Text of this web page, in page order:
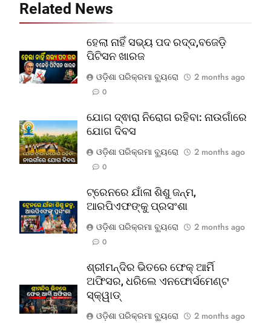
Related News
ହେଲା ନାହିଁ ସଭ୍ୟ ପଦ ରଦ୍ଦ,ବଜେଡ଼ି
ପିଟିସନ ଖାରଜ
ଓଡ଼ିଶା ପରିକ୍ରମା ବ୍ୟୁରୋ
2 months ago
0
ଯୋଗ ଦ୍ଵାରା ନିରୋଗ ରହିବା: ନାଉଗାଁରେ
ଯୋଗ ଦିବସ
ଓଡ଼ିଶା ପରିକ୍ରମା ବ୍ୟୁରୋ
2 months ago
0
ଟ୍ରେନରେ ଯାଁଳା ଶିଶୁ ଜନ୍ମ,
ଆରପିଏଫଙ୍କୁ ପ୍ରସଂଶା
ଓଡ଼ିଶା ପରିକ୍ରମା ବ୍ୟୁରୋ
2 months ago
0
ଶ୍ରୀମନ୍ଦିର ଭିତରେ ଫେକ୍ ଆର୍ମି
ଅଫିସର, ଧରିଲେ ଏନଫୋର୍ସମେଣ୍ଟ
ସ୍କ୍ୱାଡ୍‌
ଓଡ଼ିଶା ପରିକ୍ରମା ବ୍ୟୁରୋ
2 months ago